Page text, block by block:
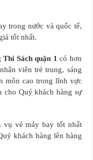
trong nước và quốc tế,
tốt nhất.
Thi Sách quận 1 có hơn
viên trẻ trung, sáng
môn cao trong lĩnh vực
Quý khách hàng sự
vụ vé máy bay tốt nhất
khách hàng lên hàng